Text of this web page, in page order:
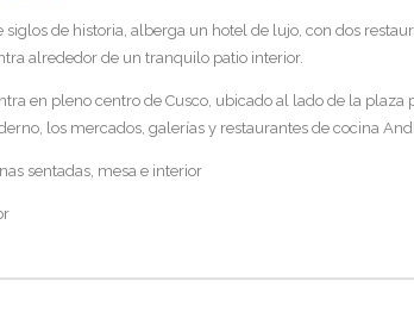
de historia, alberga un hotel de lujo, con dos
alrededor de un tranquilo patio interior.
en pleno centro de Cusco, ubicado al lado de la
los mercados, galerías y restaurantes de cocina